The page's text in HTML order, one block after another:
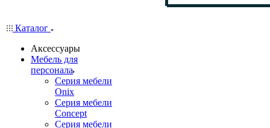
Каталог
Аксессуары
Мебель для
персонала
Серия мебели
Onix
Серия мебели
Concept
Серия мебели